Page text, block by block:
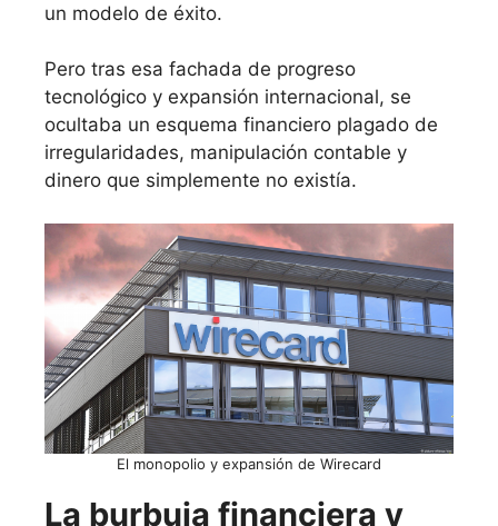
un modelo de éxito.
Pero tras esa fachada de progreso
tecnológico y expansión internacional, se
ocultaba un esquema financiero plagado de
irregularidades, manipulación contable y
dinero que simplemente no existía.
El monopolio y expansión de Wirecard
La burbuja financiera y